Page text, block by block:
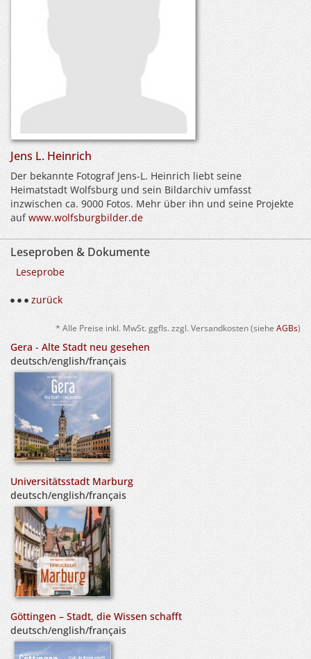
Jens L. Heinrich
Der bekannte Fotograf Jens-L. Heinrich liebt seine
Heimatstadt Wolfsburg und sein Bildarchiv umfasst
inzwischen ca. 9000 Fotos. Mehr über ihn und seine Projekte
aufwww.wolfsburgbilder.de
Leseproben & Dokumente
Leseprobe
zurück
* Alle Preise inkl. MwSt. ggfls. zzgl. Versandkosten (siehe AGBs)
Gera - Alte Stadt neu gesehen
deutsch/english/français
Universitätsstadt Marburg
deutsch/english/français
Göttingen – Stadt, die Wissen schafft
deutsch/english/français